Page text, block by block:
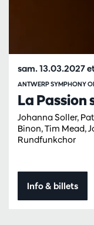
La Passion
Johanna Soller,
Binon, Tim Mead,
Rundfunkchor
ANTWERP SYMPHONY
sam. 13.03.2027
Info & billets